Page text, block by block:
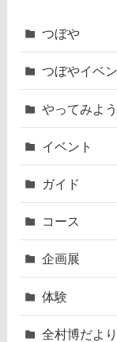
つぼや
つぼやイベ
やってみよう
イベント
ガイド
コース
企画展
体験
全村博だより